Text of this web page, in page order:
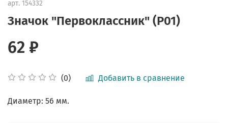
арт. 154332
Значок "Первоклассник" (P01)
(0) Добавить в сравнение
62 ₽
Диаметр: 56 мм.